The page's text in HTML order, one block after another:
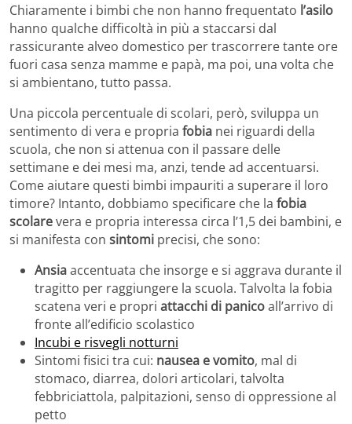
Chiaramente i bimbi che non hanno frequentato l’asilo
hanno qualche difficoltà in più a staccarsi dal
rassicurante alveo domestico per trascorrere tante ore
fuori casa senza mamme e papà, ma poi, una volta che
si ambientano, tutto passa.
Una piccola percentuale di scolari, però, sviluppa un
sentimento di vera e propria fobia nei riguardi della
scuola, che non si attenua con il passare delle
settimane e dei mesi ma, anzi, tende ad accentuarsi.
Come aiutare questi bimbi impauriti a superare il loro
timore? Intanto, dobbiamo specificare che la fobia
scolarevera e propria interessa circa l’1,5 dei bambini, e
si manifesta con sintomi precisi, che sono:
Ansiaaccentuata che insorge e si aggrava durante il
tragitto per raggiungere la scuola. Talvolta la fobia
scatena veri e propri attacchi di panicoall’arrivo di
fronte all’edificio scolastico
Incubi e risvegli notturni
Sintomi fisici tra cui: nausea e vomito, mal di
stomaco, diarrea, dolori articolari, talvolta
febbriciattola, palpitazioni, senso di oppressione al
petto